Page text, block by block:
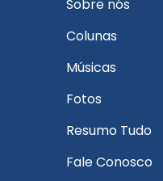
Sobre nós
Colunas
Músicas
Fotos
Resumo Tudo
Fale Conosco